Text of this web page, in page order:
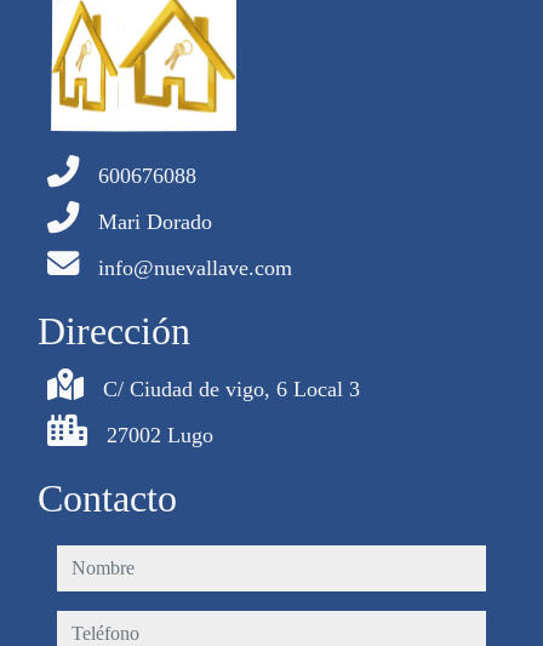
600676088
Mari Dorado
info@nuevallave.com
Dirección
C/ Ciudad de vigo, 6 Local 3
27002 Lugo
Contacto
nombre
teléfono